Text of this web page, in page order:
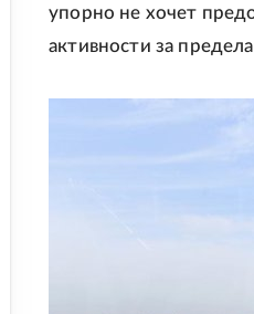
упорно не хочет
активности за